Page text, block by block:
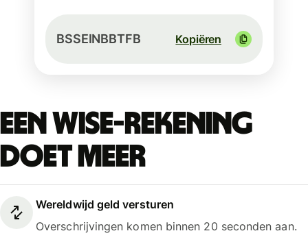
BSSEINBBTFB Kopiëren
Een Wise-rekening
doet meer
Wereldwijd geld versturen
Overschrijvingen komen binnen 20 seconden aan.